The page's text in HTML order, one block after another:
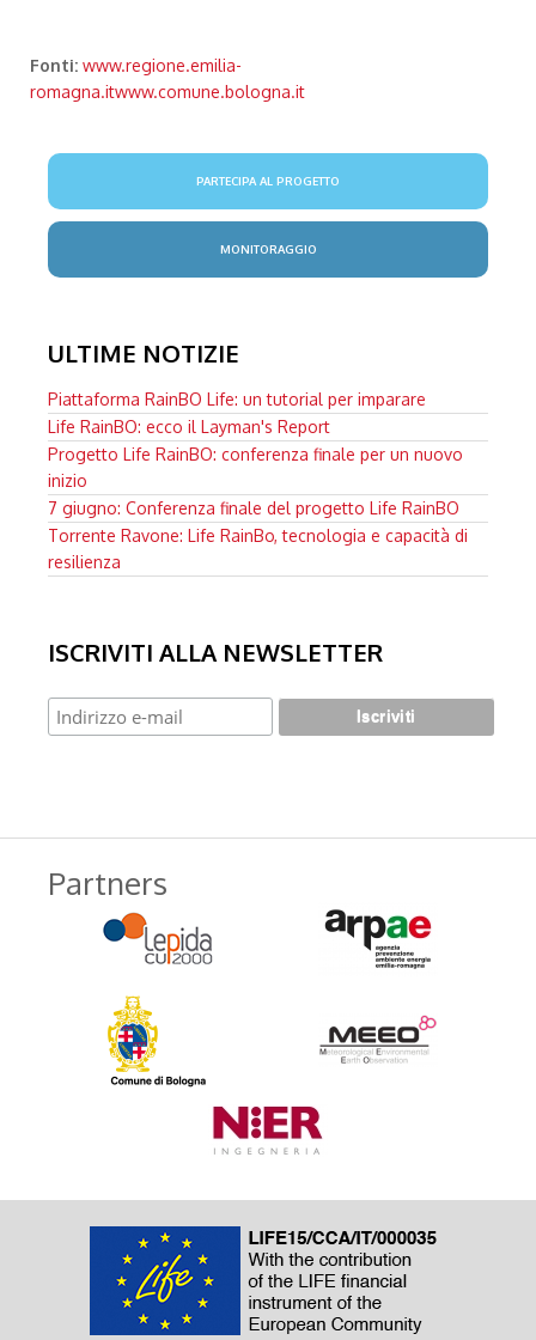
Fonti: www.regione.emilia-
romagna.itwww.comune.bologna.it
PARTECIPA AL PROGETTO
MONITORAGGIO
ULTIME NOTIZIE
Piattaforma RainBO Life: un tutorial per imparare
Life RainBO: ecco il Layman's Report
Progetto Life RainBO: conferenza finale per un nuovo
inizio
7 giugno: Conferenza finale del progetto Life RainBO
Torrente Ravone: Life RainBo, tecnologia e capacità di
resilienza
ISCRIVITI ALLA NEWSLETTER
Partners